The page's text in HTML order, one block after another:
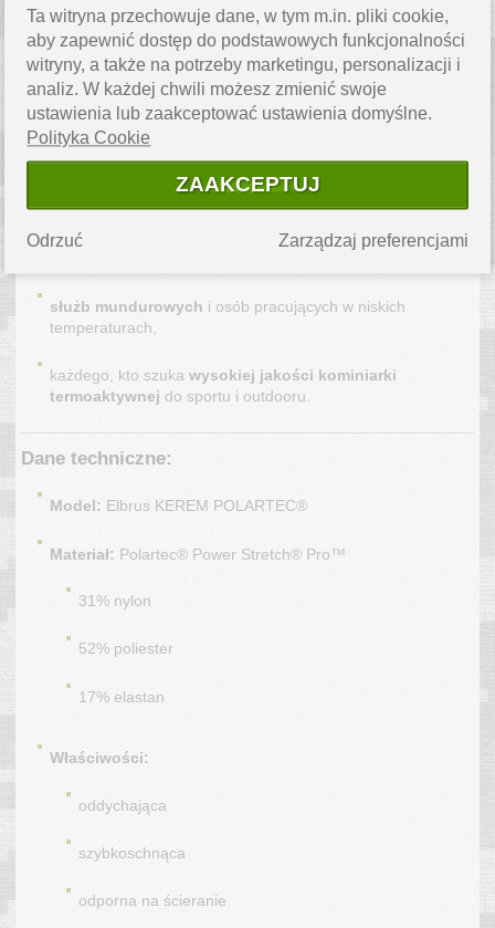
Dla kogo:
KominiarkaElbrus KEREM POLARTEC®to idealny wybór dla:
narciarzy i snowboardzistów, którzy potrzebują
niezawodnej ochrony na stoku,
motocyklistów i rowerzystów, poszukujących cienkiej i
elastycznej kominiarki pod kask,
graczy ASG i paintballa
, wymagających komfortu i
służb mundurowych i osób pracujących w niskich
temperaturach,
każdego, kto szukawysokiej jakości kominiarki
termoaktywnej do sportu i outdooru.
Dane techniczne:
Model: Elbrus KEREM POLARTEC®
Materiał: Polartec® Power Stretch® Pro™
31% nylon
52% poliester
17% elastan
Właściwości:
oddychająca
szybkoschnąca
odporna na ścieranie
Ta witryna przechowuje dane, w tym m.in. pliki cookie,
aby zapewnić dostęp do podstawowych funkcjonalności
witryny, a także na potrzeby marketingu, personalizacji i
analiz. W każdej chwili możesz zmienić swoje
ustawienia lub zaakceptować ustawienia domyślne.
Polityka Cookie
ZAAKCEPTUJ
Zarządzaj preferencjami
Odrzuć